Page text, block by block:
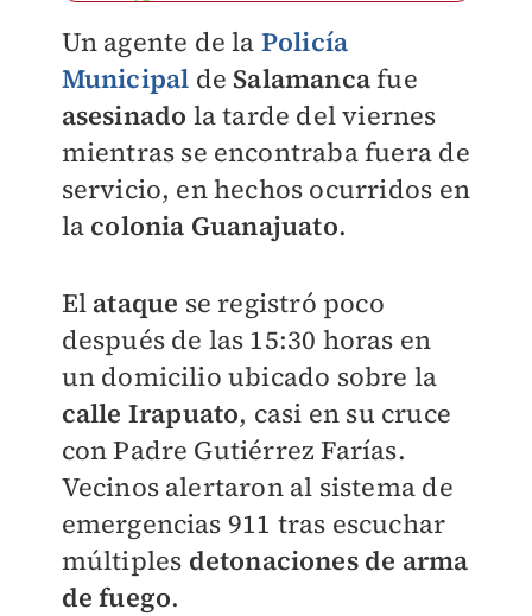
Un agente de la Policía
Municipal de Salamancafue
asesinado la tarde del viernes
mientras se encontraba fuera de
servicio, en hechos ocurridos en
la colonia Guanajuato.
El ataque se registró poco
después de las 15:30 horas en
un domicilio ubicado sobre la
calle Irapuato, casi en su cruce
con Padre Gutiérrez Farías.
Vecinos alertaron al sistema de
emergencias 911 tras escuchar
múltiples detonaciones de arma
de fuego.